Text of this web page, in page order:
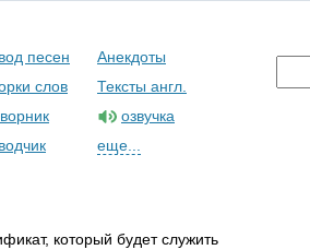
песен
слов
Анекдоты
Тексты англ.
озвучка
еще...
который будет служить